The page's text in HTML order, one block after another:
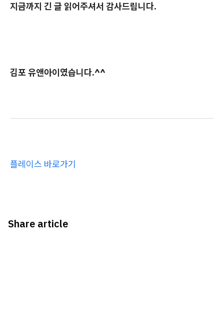
지금까지 긴 글 읽어주셔서 감사드립니다.
김포 유앤아이였습니다.^^
플레이스 바로가기
Share article